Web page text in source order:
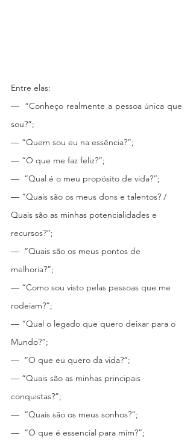
Entre elas:
—  “Conheço realmente a pessoa única que
sou?”;
— “Quem sou eu na essência?”;
— “O que me faz feliz?”;
—  “Qual é o meu propósito de vida?”;
— “Quais são os meus dons e talentos? /
Quais são as minhas potencialidades e
recursos?”;
—  “Quais são os meus pontos de
melhoria?”;
— “Como sou visto pelas pessoas que me
rodeiam?”;
— “Qual o legado que quero deixar para o
Mundo?”;
—  “O que eu quero da vida?”;
— “Quais são as minhas principais
conquistas?”;
—  “Quais são os meus sonhos?”;
—  “O que é essencial para mim?”;